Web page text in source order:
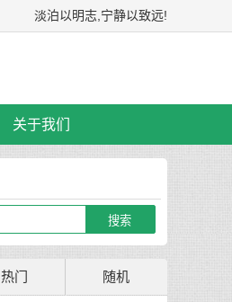
淡泊以明志,宁静以致远!
关于我们
热门 随机